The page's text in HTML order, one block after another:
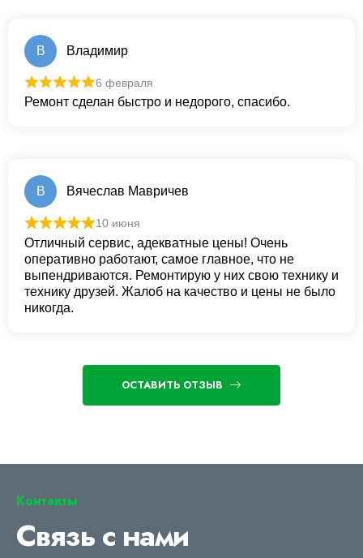
В Владимир
6 февраля
Ремонт сделан быстро и недорого, спасибо.
В Вячеслав Мавричев
10 июня
Отличный сервис, адекватные цены! Очень
оперативно работают, самое главное, что не
выпендриваются. Ремонтирую у них свою технику и
технику друзей. Жалоб на качество и цены не было
никогда.
ОСТАВИТЬ ОТЗЫВ
Контакты
Связь с нами